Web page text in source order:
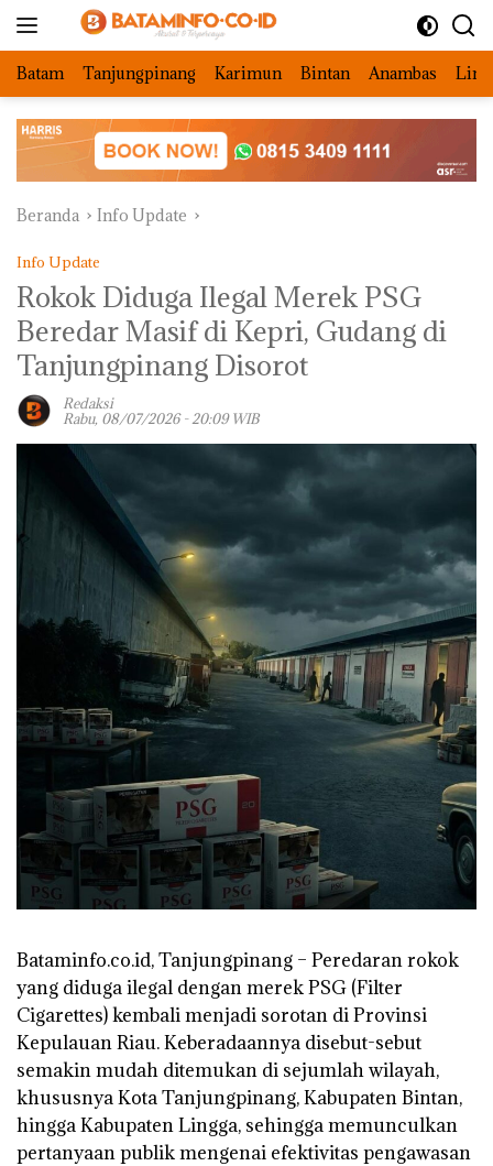
Batam Tanjungpinang Karimun Bintan Anambas
Beranda Info Update
Info Update
Rokok Diduga Ilegal Merek PSG
Beredar Masif di Kepri, Gudang di
Tanjungpinang Disorot
Redaksi
Rabu, 08/07/2026 - 20:09 WIB
Bataminfo.co.id, Tanjungpinang – Peredaran rokok
yang diduga ilegal dengan merek PSG (Filter
Cigarettes) kembali menjadi sorotan di Provinsi
Kepulauan Riau. Keberadaannya disebut-sebut
semakin mudah ditemukan di sejumlah wilayah,
khususnya Kota Tanjungpinang, Kabupaten Bintan,
hingga Kabupaten Lingga, sehingga memunculkan
pertanyaan publik mengenai efektivitas pengawasan